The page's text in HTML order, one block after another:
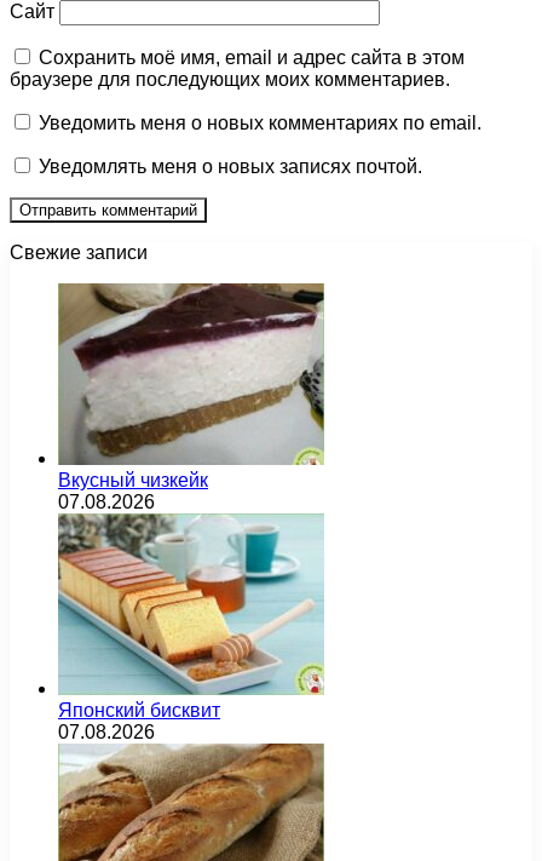
Сайт
Сохранить моё имя, email и адрес сайта в этом
браузере для последующих моих комментариев.
Уведомить меня о новых комментариях по email.
Уведомлять меня о новых записях почтой.
Свежие записи
Вкусный чизкейк
07.08.2026
Японский бисквит
07.08.2026